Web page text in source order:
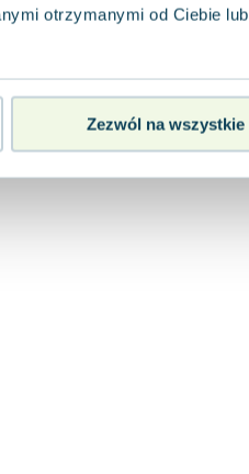
otrzymanymi od Ciebie lub
Zezwól na wszystkie